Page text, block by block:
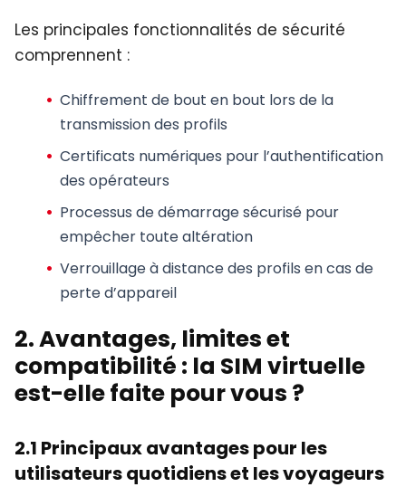
Les principales fonctionnalités de sécurité
comprennent :
Chiffrement de bout en bout lors de la
transmission des profils
Certificats numériques pour l’authentification
des opérateurs
Processus de démarrage sécurisépour
empêcher toute altération
Verrouillage à distance des profils en cas de
perte d’appareil
2. Avantages, limites et
compatibilité : la SIM virtuelle
est-elle faite pour vous ?
2.1 Principaux avantages pour les
utilisateurs quotidiens et les voyageurs